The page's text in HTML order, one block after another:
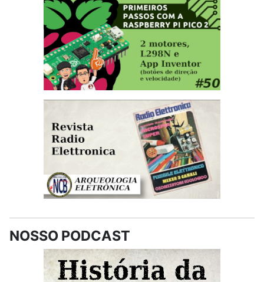
NOSSO PODCAST